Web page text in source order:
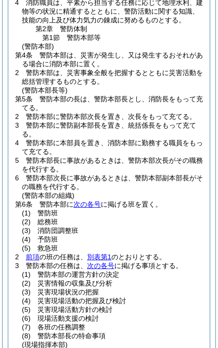
4
消防職員は、平素から担当する任務に応じて地理水利、建
物等の状況に精通するとともに、警防活動に関する知識、
技能の向上及び体力気力の錬成に努めるものとする。
第2章
警防体制
第1節
警防本部等
(警防本部)
第4条
警防本部は、災害が発生し、又は発生するおそれがあ
る場合に消防本部に置く。
2
警防本部は、災害事象全般を把握するとともに災害活動を
総括管理するものとする。
(警防本部長等)
第5条
警防本部の長は、警防本部長とし、消防長をもって充
てる。
2
警防本部に警防本部次長を置き、次長をもって充てる。
3
警防本部に警防副本部長を置き、統括係長をもって充て
る。
4
警防本部に本部員を置き、消防本部に勤務する職員をもっ
て充てる。
5
警防本部長に事故があるときは、警防本部次長がその職務
を代行する。
6
警防本部次長に事故があるときは、警防本部副本部長がそ
の職務を代行する。
(警防本部の組織)
第6条
警防本部に次の各号に掲げる班を置く。
(1)
警防班
(2)
総務班
(3)
消防団調整班
(4)
予防班
(5)
救急班
2
前項の班の任務は、 別表第1のとおりとする。
3
警防本部の任務は、 次の各号に掲げる事項とする。
(1)
警防本部の運営方針の決定
(2)
災害情報の収集及び分析
(3)
災害現場状況の把握
(4)
災害現場活動の把握及び検討
(5)
災害現場活動方針の検討
(6)
現場活動支援の検討
(7)
各班の任務調整
(8)
警防本部長の特命事項
(現場指揮本部)